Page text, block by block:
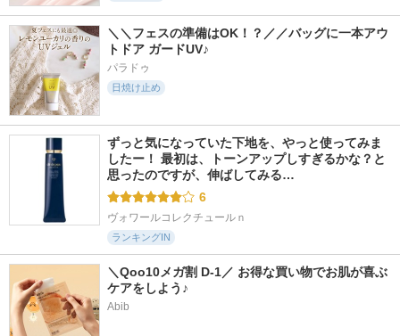
＼＼フェスの準備はOK！？／／バッグに一本アウ
トドア ガードUV♪
パラドゥ
日焼け止め
ずっと気になっていた下地を、やっと使ってみま
したー！ 最初は、トーンアップしすぎるかな？と
思ったのですが、伸ばしてみる…
6
ヴォワールコレクチュールｎ
ランキングIN
＼Qoo10メガ割 D-1／ お得な買い物でお肌が喜ぶ
ケアをしよう♪
Abib